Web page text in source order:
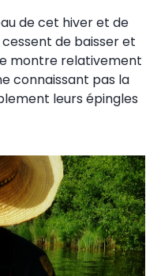
de cet hiver et de
de baisser et
montre relativement
connaissant pas la
leurs épingles